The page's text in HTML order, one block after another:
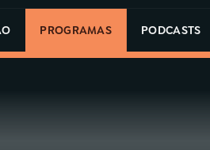
PROGRAMAS PODCASTS